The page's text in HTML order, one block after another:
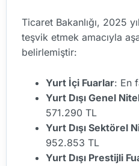
Ticaret Bakanlığı, 2025
teşvik etmek amacıyla
belirlemiştir:
Yurt İçi Fuarlar: En
Yurt Dışı Genel
571.290 TL
Yurt Dışı Sektörel
952.853 TL
Yurt Dışı Prestijli